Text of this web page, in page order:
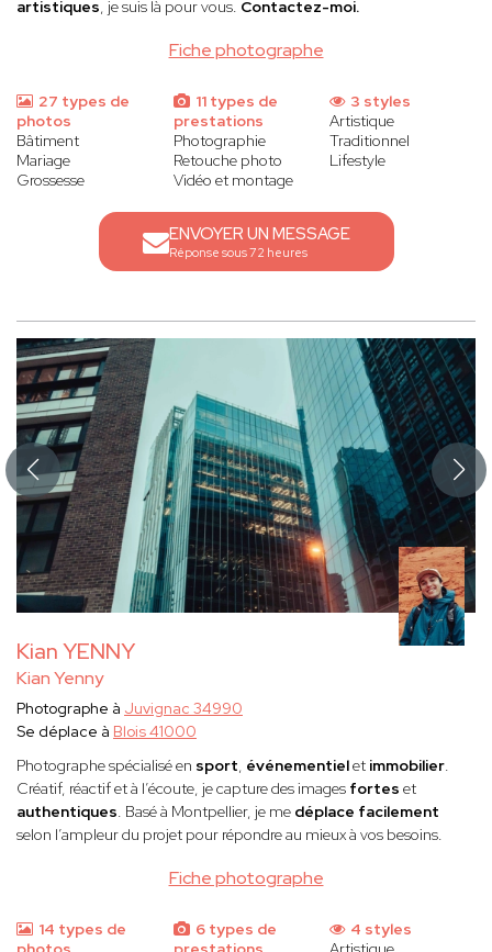
Fiche photographe
artistiques, je suis là pour vous. Contactez-moi.
27 types de
photos
Bâtiment
Mariage
Grossesse
11 types de
prestations
Photographie
Retouche photo
Vidéo et montage
3 styles
Artistique
Traditionnel
Lifestyle
ENVOYER UN MESSAGE
Réponse sous 72 heures
Kian YENNY
Kian Yenny
Fiche photographe
Photographe à Juvignac 34990
Se déplace à Blois 41000
Photographe spécialisé en sport, événementielet immobilier.
Créatif, réactif et à l’écoute, je capture des images fortes et
authentiques. Basé à Montpellier, je me déplace facilement
selon l’ampleur du projet pour répondre au mieux à vos besoins.
14 types de
6 types de
4 styles